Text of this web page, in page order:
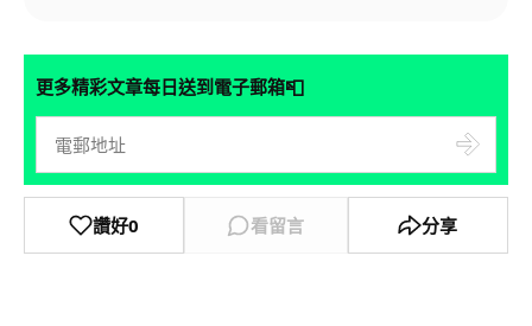
更多精彩文章每日送到電子郵箱📮
讚好0 看留言 分享